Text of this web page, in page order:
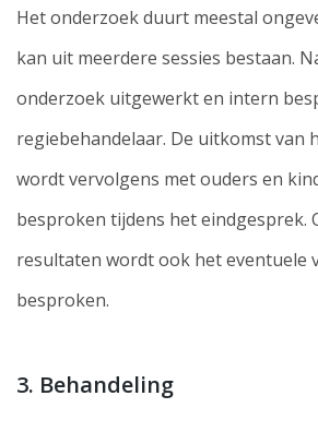
Het onderzoek duurt meestal
kan uit meerdere sessies bestaan.
onderzoek uitgewerkt en intern
regiebehandelaar. De uitkomst van
wordt vervolgens met ouders en
besproken tijdens het eindgesprek.
resultaten wordt ook het eventuele
besproken.
3. Behandeling